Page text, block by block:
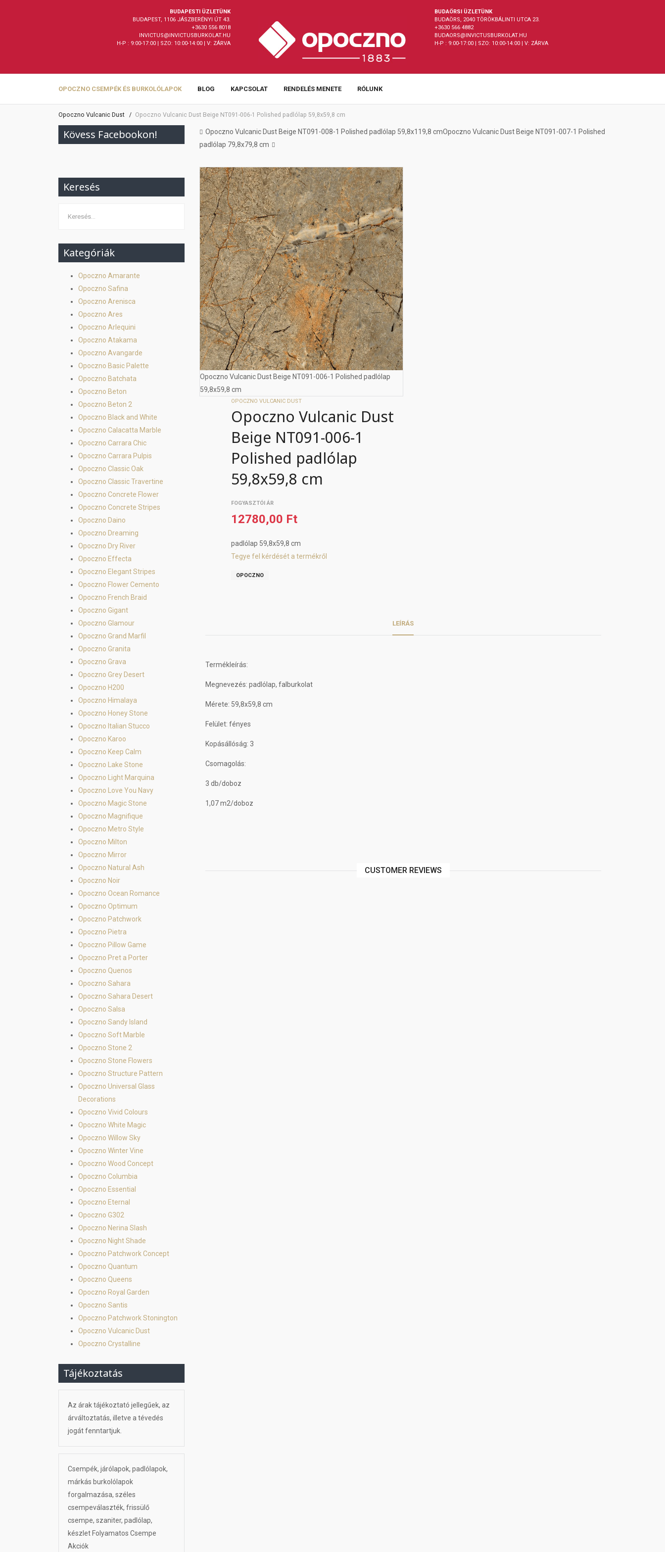
BUDAPESTI ÜZLETÜNK
BUDAPEST, 1106 JÁSZBERÉNYI ÚT 43.
+3630 556 8018
INVICTUS@INVICTUSBURKOLAT.HU
H-P : 9:00-17:00 | SZO: 10:00-14:00 | V: ZÁRVA
BUDAÖRSI ÜZLETÜNK
BUDAÖRS, 2040 TÖRÖKBÁLINTI UTCA 23.
+3630 566 4882
BUDAORS@INVICTUSBURKOLAT.HU
H-P : 9:00-17:00 | SZO: 10:00-14:00 | V: ZÁRVA
OPOCZNO CSEMPÉK ÉS BURKOLÓLAPOK BLOG KAPCSOLAT RENDELÉS MENETE RÓLUNK
Opoczno Vulcanic Dust Opoczno Vulcanic Dust Beige NT091-006-1 Polished padlólap 59,8x59,8 cm
Opoczno Vulcanic Dust Beige NT091-008-1 Polished padlólap 59,8x119,8 cmOpoczno Vulcanic Dust Beige NT091-007-1 Polished
padlólap 79,8x79,8 cm
Opoczno Vulcanic Dust Beige NT091-006-1 Polished padlólap
59,8x59,8 cm
OPOCZNO VULCANIC DUST
Opoczno Vulcanic Dust
Beige NT091-006-1
Polished padlólap
59,8x59,8 cm
FOGYASZTÓI ÁR
12780,00 Ft
padlólap 59,8x59,8 cm
Tegye fel kérdését a termékről
OPOCZNO
LEÍRÁS
Termékleírás:
Megnevezés: padlólap, falburkolat
Mérete: 59,8x59,8 cm
Felület: fényes
Kopásállóság: 3
Csomagolás:
3 db/doboz
1,07 m2/doboz
CUSTOMER REVIEWS
Kövess Facebookon!
Keresés
Kategóriák
Opoczno Amarante
Opoczno Safina
Opoczno Arenisca
Opoczno Ares
Opoczno Arlequini
Opoczno Atakama
Opoczno Avangarde
Opoczno Basic Palette
Opoczno Batchata
Opoczno Beton
Opoczno Beton 2
Opoczno Black and White
Opoczno Calacatta Marble
Opoczno Carrara Chic
Opoczno Carrara Pulpis
Opoczno Classic Oak
Opoczno Classic Travertine
Opoczno Concrete Flower
Opoczno Concrete Stripes
Opoczno Daino
Opoczno Dreaming
Opoczno Dry River
Opoczno Effecta
Opoczno Elegant Stripes
Opoczno Flower Cemento
Opoczno French Braid
Opoczno Gigant
Opoczno Glamour
Opoczno Grand Marfil
Opoczno Granita
Opoczno Grava
Opoczno Grey Desert
Opoczno H200
Opoczno Himalaya
Opoczno Honey Stone
Opoczno Italian Stucco
Opoczno Karoo
Opoczno Keep Calm
Opoczno Lake Stone
Opoczno Light Marquina
Opoczno Love You Navy
Opoczno Magic Stone
Opoczno Magnifique
Opoczno Metro Style
Opoczno Milton
Opoczno Mirror
Opoczno Natural Ash
Opoczno Noir
Opoczno Ocean Romance
Opoczno Optimum
Opoczno Patchwork
Opoczno Pietra
Opoczno Pillow Game
Opoczno Pret a Porter
Opoczno Quenos
Opoczno Sahara
Opoczno Sahara Desert
Opoczno Salsa
Opoczno Sandy Island
Opoczno Soft Marble
Opoczno Stone 2
Opoczno Stone Flowers
Opoczno Structure Pattern
Opoczno Universal Glass
Decorations
Opoczno Vivid Colours
Opoczno White Magic
Opoczno Willow Sky
Opoczno Winter Vine
Opoczno Wood Concept
Opoczno Columbia
Opoczno Essential
Opoczno Eternal
Opoczno G302
Opoczno Nerina Slash
Opoczno Night Shade
Opoczno Patchwork Concept
Opoczno Quantum
Opoczno Queens
Opoczno Royal Garden
Opoczno Santis
Opoczno Patchwork Stonington
Opoczno Vulcanic Dust
Opoczno Crystalline
Tájékoztatás
Az árak tájékoztató jellegűek, az
árváltoztatás, illetve a tévedés
jogát fenntartjuk.
Csempék, járólapok, padlólapok,
márkás burkolólapok
forgalmazása, széles
csempeválaszték, frissülő
csempe, szaniter, padlólap,
készlet Folyamatos Csempe
Akciók